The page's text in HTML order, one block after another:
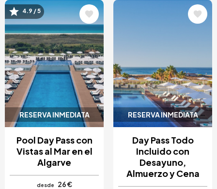
RESERVA INMEDIATA
Image
4.9 / 5
Pool Day Pass con
Vistas al Mar en el
Algarve
desde 26 €
RESERVA INMEDIATA
Day Pass Todo
Incluido con
Desayuno,
Almuerzo y Cena